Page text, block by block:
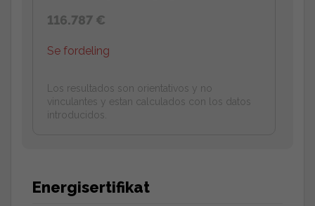
116.787 €
Se fordeling
Los resultados son orientativos y no
vinculantes y estan calculados con los datos
introducidos.
Energisertifikat